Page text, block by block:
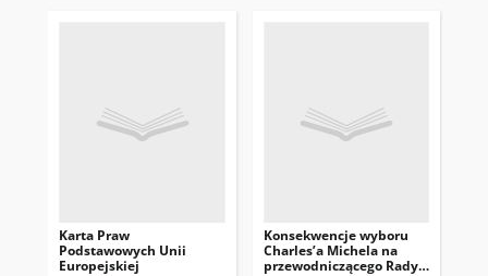
Karta Praw
Podstawowych Unii
Europejskiej
Konsekwencje wyboru
Charles’a Michela na
przewodniczącego Rady